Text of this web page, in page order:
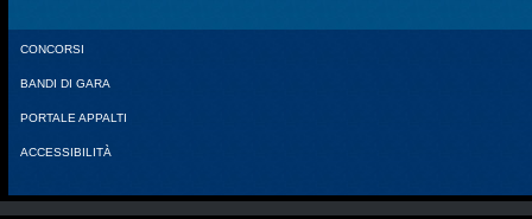
CONCORSI
BANDI DI GARA
PORTALE APPALTI
ACCESSIBILITÀ